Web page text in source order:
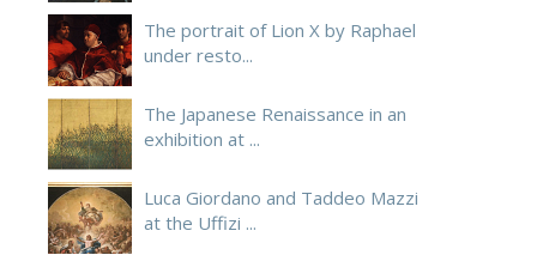
The portrait of Lion X by Raphael
under resto...
The Japanese Renaissance in an
exhibition at ...
Luca Giordano and Taddeo Mazzi
at the Uffizi ...